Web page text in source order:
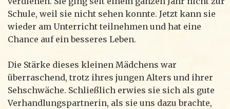
Schule, weil sie nicht sehen konnte. Jetzt kann sie
wieder am Unterricht teilnehmen und hat eine
Chance auf ein besseres Leben.
Die Stärke dieses kleinen Mädchens war
überraschend, trotz ihres jungen Alters und ihrer
Sehschwäche. Schließlich erwies sie sich als gute
Verhandlungspartnerin, als sie uns dazu brachte,